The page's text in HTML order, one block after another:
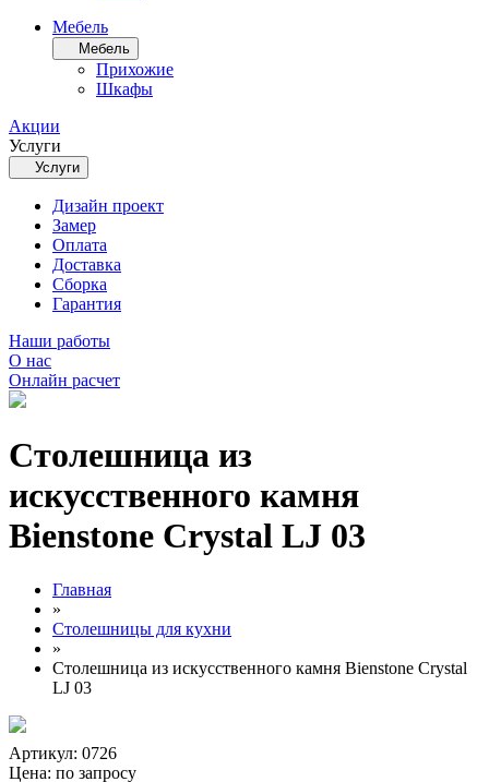
Мебель
Мебель
Прихожие
Шкафы
Акции
Услуги
Услуги
Дизайн проект
Замер
Оплата
Доставка
Сборка
Гарантия
Наши работы
О нас
Онлайн расчет
Столешница из
искусственного камня
Bienstone Crystal LJ 03
Главная
»
Столешницы для кухни
»
Столешница из искусственного камня Bienstone Crystal
LJ 03
Артикул: 0726
Цена: по запросу